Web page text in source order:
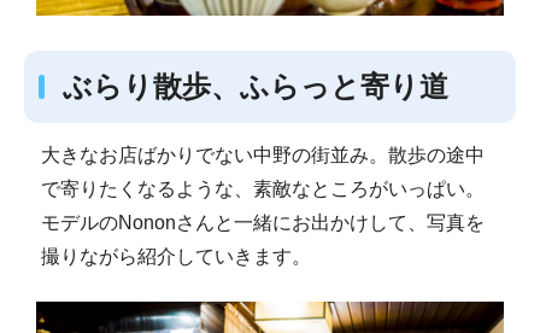
ぶらり散歩、ふらっと寄り道
大きなお店ばかりでない中野の街並み。散歩の途中
で寄りたくなるような、素敵なところがいっぱい。
モデルのNononさんと一緒にお出かけして、写真を
撮りながら紹介していきます。